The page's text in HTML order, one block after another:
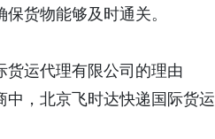
货物能够及时通关。
货运代理有限公司的理由
中，北京飞时达快递国际货